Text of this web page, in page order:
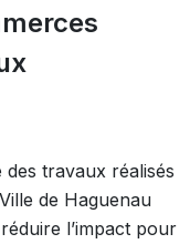
travaux réalisés
de Haguenau
l’impact pour